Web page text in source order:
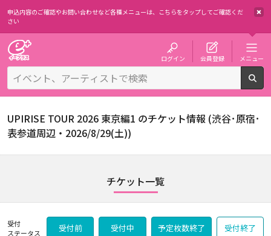
申込内容のご確認やお問い合わせなど各種メニューは、 こちらをタップしてご確認くだ
さい
ログイン 会員登録 メニュー
UPIRISE TOUR 2026 東京編1 のチケット情報 (渋谷･原宿･
表参道周辺・2026/8/29(土))
チケット一覧
受付
ステータス
受付前 受付中 予定枚数終了 受付終了